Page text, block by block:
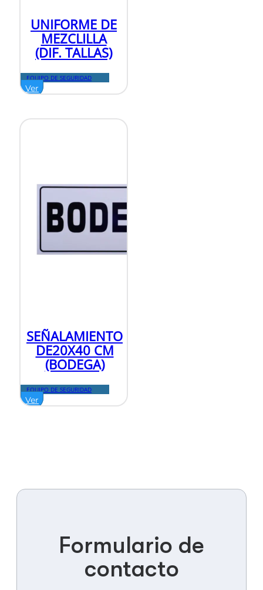
UNIFORME DE
MEZCLILLA
(DIF. TALLAS)
EQUIPO DE SEGURIDAD
Ver
SEÑALAMIENTO
DE20X40 CM
(BODEGA)
EQUIPO DE SEGURIDAD
Ver
Formulario de
contacto